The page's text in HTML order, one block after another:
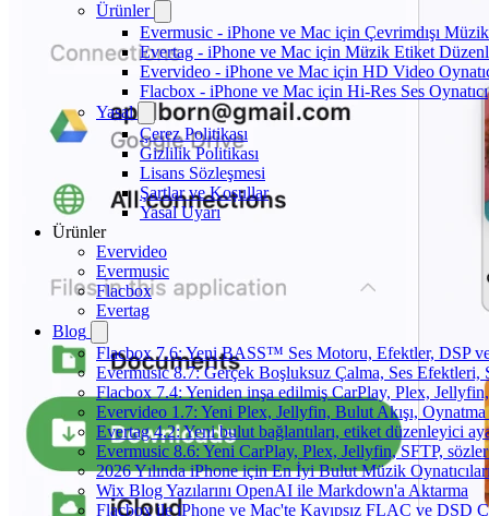
Ürünler
Evermusic - iPhone ve Mac için Çevrimdışı
Evertag - iPhone ve Mac için Müzik Etiket
Evervideo - iPhone ve Mac için HD Video
Flacbox - iPhone ve Mac için Hi-Res Ses Oynatıcı
Yasal
Çerez Politikası
Gizlilik Politikası
Lisans Sözleşmesi
Şartlar ve Koşullar
Yasal Uyarı
Ürünler
Evervideo
Evermusic
Flacbox
Evertag
Blog
Flacbox 7.6: Yeni BASS™ Ses Motoru, Efektler, DSP
Evermusic 8.7: Gerçek Boşluksuz Çalma, Ses
Flacbox 7.4: Yeniden inşa edilmiş CarPlay, Plex,
Evervideo 1.7: Yeni Plex, Jellyfin, Bulut Akışı,
Evertag 4.2: Yeni bulut bağlantıları, etiket düzenleyici
Evermusic 8.6: Yeni CarPlay, Plex, Jellyfin, SFTP,
2026 Yılında iPhone için En İyi Bulut Müzik
Wix Blog Yazılarını OpenAI ile Markdown'a Aktarma
Flacbox ile iPhone ve Mac'te Kayıpsız FLAC ve DSD